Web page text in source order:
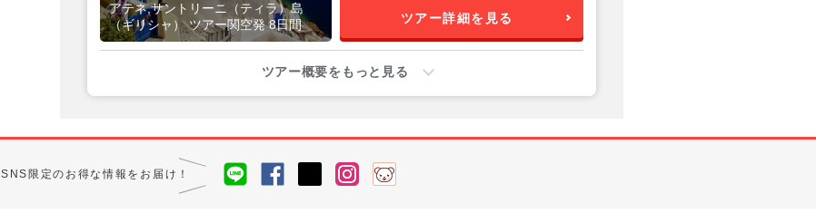
アテネ,サントリーニ（ティラ）島
（ギリシャ） ツアー関空発 8日間
ツアー詳細を見る
ツアー概要をもっと見る
SNS限定のお得な情報をお届け！